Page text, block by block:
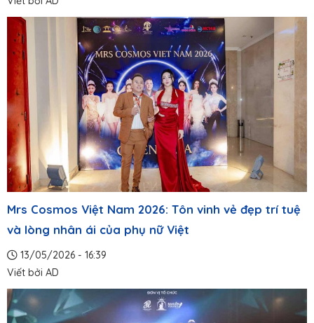
Mrs Cosmos Việt Nam 2026: Tôn vinh vẻ đẹp trí tuệ
và lòng nhân ái của phụ nữ Việt
13/05/2026 - 16:39
Viết bởi AD